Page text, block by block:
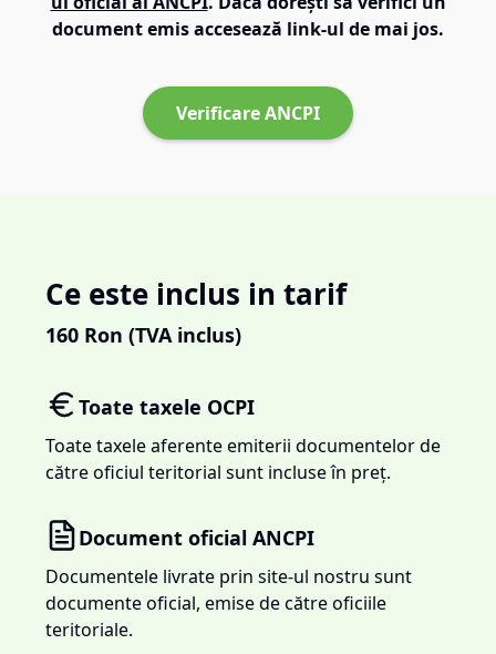
document emis accesează link-ul de mai jos.
Verificare ANCPI
Ce este inclus in tarif
160 Ron (TVA inclus)
Toate taxele OCPI
Toate taxele aferente emiterii documentelor de
către oficiul teritorial sunt incluse în preț.
Document oficial ANCPI
Documentele livrate prin site-ul nostru sunt
documente oficial, emise de către oficiile
teritoriale.